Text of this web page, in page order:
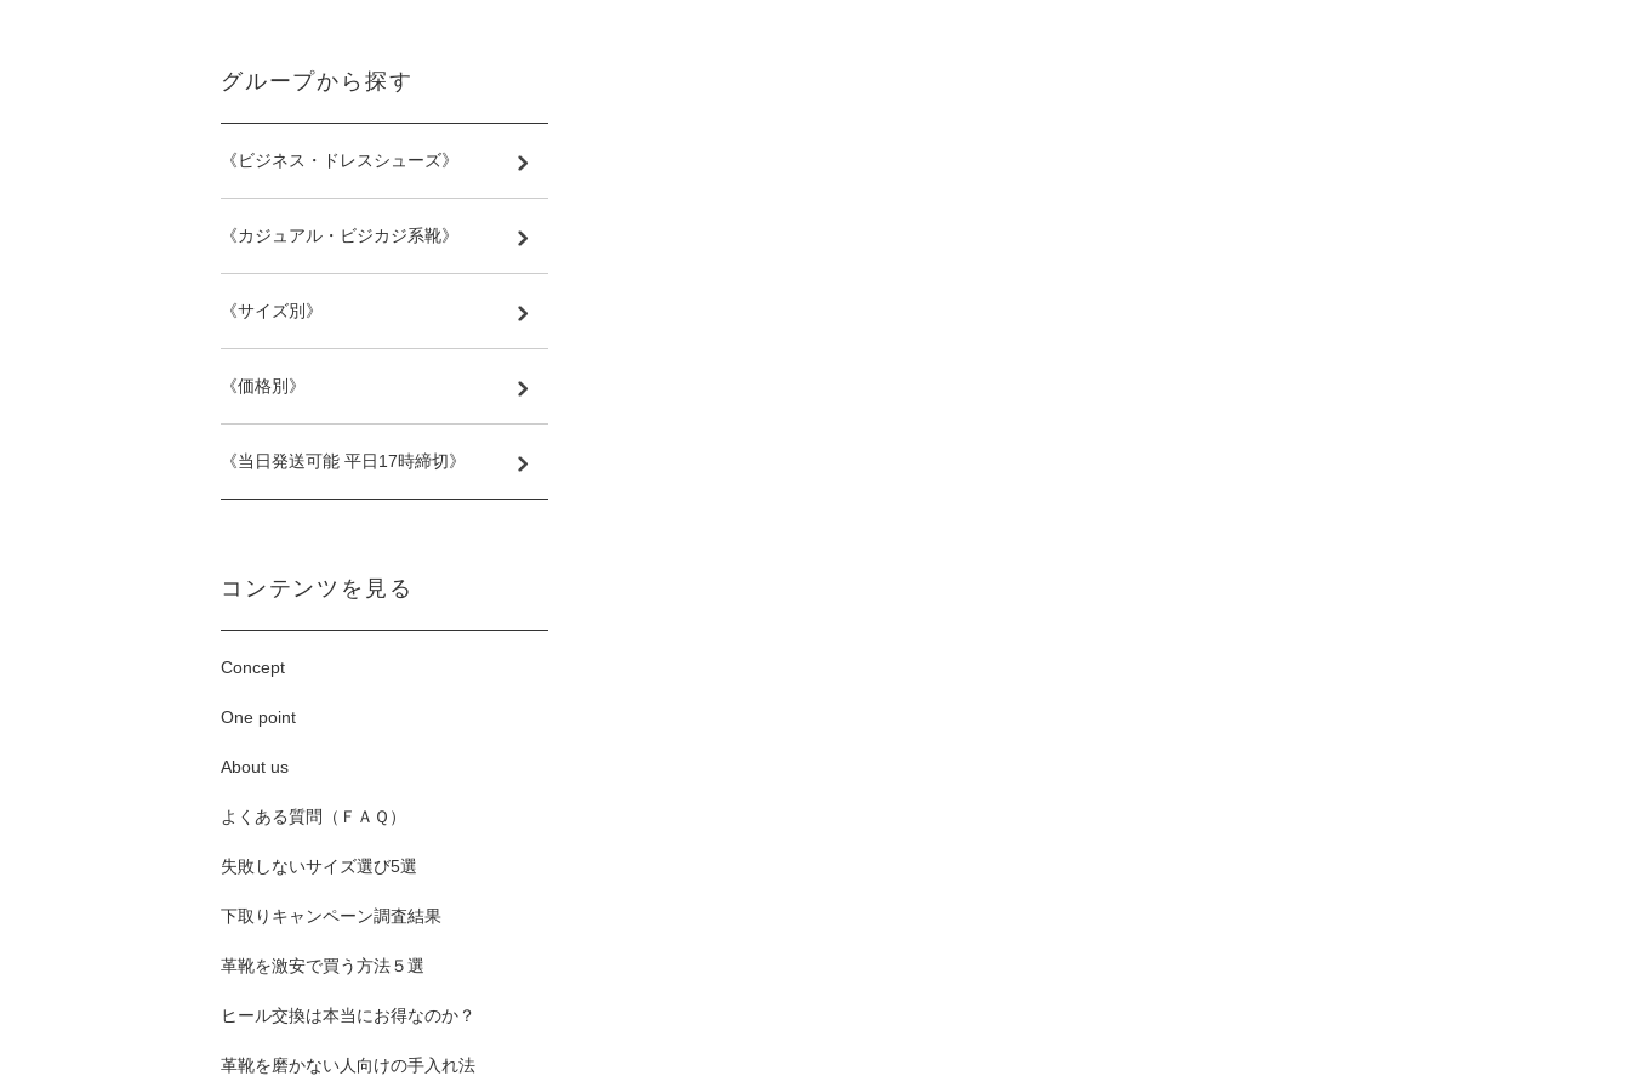
グループから探す
《ビジネス・ドレスシューズ》
《カジュアル・ビジカジ系靴》
《サイズ別》
《価格別》
《当日発送可能 平日17時締切》
コンテンツを見る
Concept
One point
About us
よくある質問（ＦＡＱ）
失敗しないサイズ選び5選
下取りキャンペーン調査結果
革靴を激安で買う方法５選
ヒール交換は本当にお得なのか？
革靴を磨かない人向けの手入れ法